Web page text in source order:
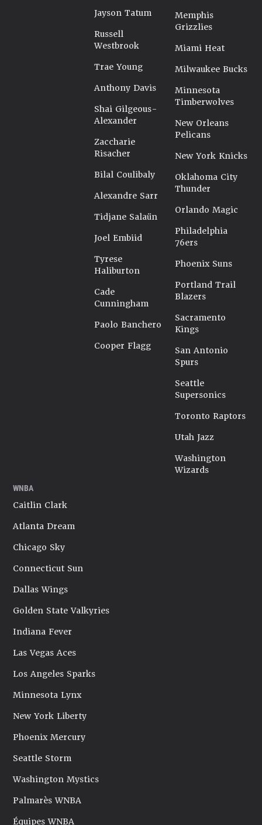
Jayson Tatum
Russell
Westbrook
Trae Young
Anthony Davis
Shai Gilgeous-
Alexander
Zaccharie
Risacher
Bilal Coulibaly
Alexandre Sarr
Tidjane Salaün
Joel Embiid
Tyrese
Haliburton
Cade
Cunningham
Paolo Banchero
Cooper Flagg
Memphis
Grizzlies
Miami Heat
Milwaukee Bucks
Minnesota
Timberwolves
New Orleans
Pelicans
New York Knicks
Oklahoma City
Thunder
Orlando Magic
Philadelphia
76ers
Phoenix Suns
Portland Trail
Blazers
Sacramento
Kings
San Antonio
Spurs
Seattle
Supersonics
Toronto Raptors
Utah Jazz
Washington
Wizards
WNBA
Caitlin Clark
Atlanta Dream
Chicago Sky
Connecticut Sun
Dallas Wings
Golden State Valkyries
Indiana Fever
Las Vegas Aces
Los Angeles Sparks
Minnesota Lynx
New York Liberty
Phoenix Mercury
Seattle Storm
Washington Mystics
Palmarès WNBA
Équipes WNBA